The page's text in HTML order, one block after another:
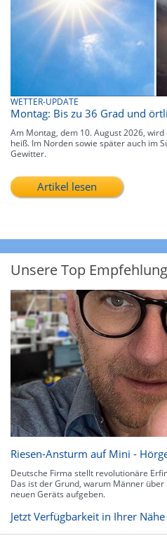
WETTER-UPDATE
Montag: Bis zu 36 Grad und
Am Montag, dem 10. August 2026,
heiß. Im Norden sowie später auch im
Gewitter.
Artikel lesen
Unsere Top
Riesen-Ansturm auf Mini -
Deutsche Firma stellt revolutionäre
Das ist der Grund, warum Männer
neuen Geräts aufgeben.
Jetzt Verfügbarkeit in Ihrer